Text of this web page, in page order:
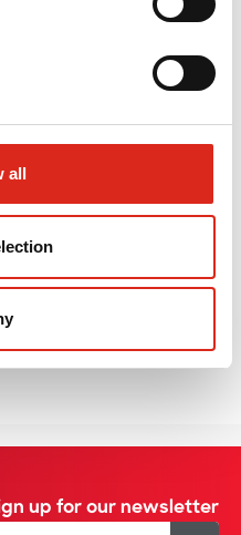
all
up for our newsletter